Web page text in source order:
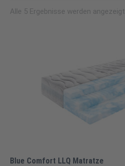
Alle 5 Ergebnisse werden angezeigt
Blue Comfort LLQ Matratze